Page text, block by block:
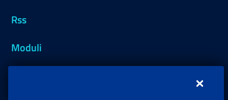
Rss
Moduli